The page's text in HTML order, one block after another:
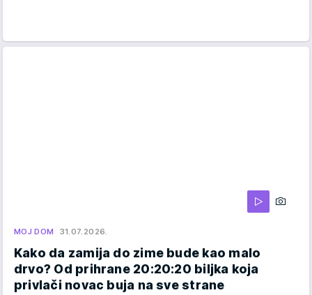
MOJ DOM 31.07.2026.
Kako da zamija do zime bude kao malo
drvo? Od prihrane 20:20:20 biljka koja
privlači novac buja na sve strane